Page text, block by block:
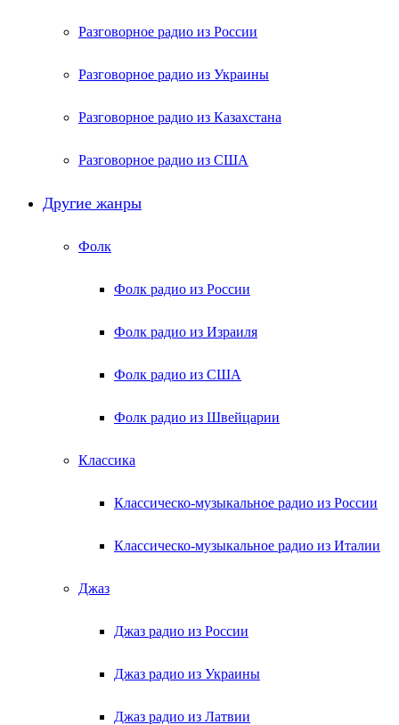
Разговорное радио из России
Разговорное радио из Украины
Разговорное радио из Казахстана
Разговорное радио из США
Другие жанры
Фолк
Фолк радио из России
Фолк радио из Израиля
Фолк радио из США
Фолк радио из Швейцарии
Классика
Классическо-музыкальное радио из России
Классическо-музыкальное радио из Италии
Джаз
Джаз радио из России
Джаз радио из Украины
Джаз радио из Латвии